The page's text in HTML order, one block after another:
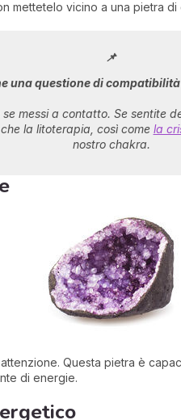
mettetelo vicino a una pietra
📌
una questione di
messi a contatto. Se sentite
la litoterapia, così come la
nostro chakra.
Questa pietra è
di energie.